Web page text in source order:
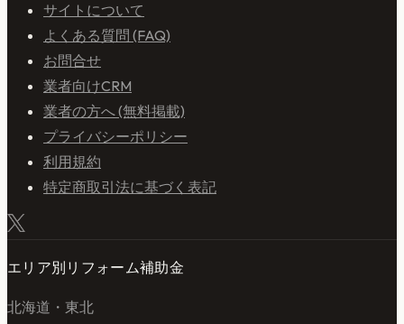
サイトについて
よくある質問 (FAQ)
お問合せ
業者向けCRM
業者の方へ (無料掲載)
プライバシーポリシー
利用規約
特定商取引法に基づく表記
エリア別リフォーム補助金
北海道・東北